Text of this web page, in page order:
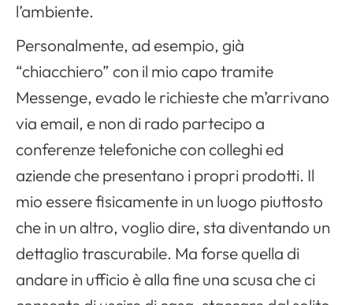
l’ambiente.
Personalmente, ad esempio, già
“chiacchiero” con il mio capo tramite
Messenge, evado le richieste che m’arrivano
via email, e non di rado partecipo a
conferenze telefoniche con colleghi ed
aziende che presentano i propri prodotti. Il
mio essere fisicamente in un luogo piuttosto
che in un altro, voglio dire, sta diventando un
dettaglio trascurabile. Ma forse quella di
andare in ufficio è alla fine una scusa che ci